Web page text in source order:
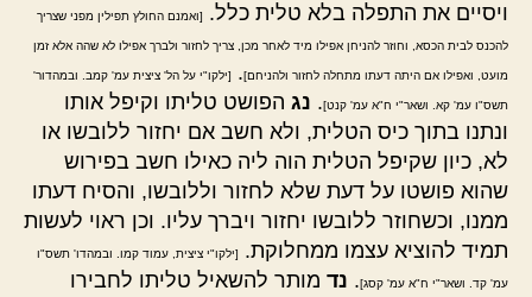
ויסיים את התפלה בלא טלית כלל.
[ואמנם החולץ תפילין מפני שצריך
להכנס לבית הכסא, וחוזר להניחן אפילו מיד לאחר מכן, צריך לחזור ולברך אפילו לא שהה אלא זמן
מועט, ואפילו אם היתה דעתו מתחלה לחזור ולהניחם]. [ילקו"י על הל' ציצית עמ' קמב. ובמהדור'
תשס"ו עמ' קא. ושאר"י ח"א עמ' קנט]. נג הפושט טליתו וקיפל אותו
ונתנו בתוך כיס הטלית, ולא חשב אם יחזור ללובשו או
לא, כיון שקיפל הטלית הוה ליה כאילו חשב בפירוש
שהוא פושטו על דעת שלא לחזור וללובשו, והסיח דעתו
ממנו, וכשחוזר ללובשו יחזור ויברך עליו. וכן ראוי לעשות
תמיד להוציא עצמו ממחלוקת.
[ילקו"י ציצית, עמוד קמו. ובמהדו' תשס"ו
עמ' קד. ושאר"י ח"א עמ' קסג]. נד מותר להשאיל טליתו לחבירו